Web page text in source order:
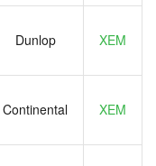
Dunlop XEM
Continental XEM